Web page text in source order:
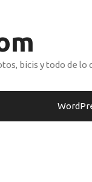
bicis y todo de lo